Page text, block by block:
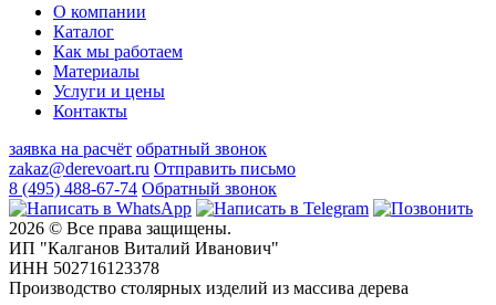
О компании
Каталог
Как мы работаем
Материалы
Услуги и цены
Контакты
заявка на расчёт обратный звонок
zakaz@derevoart.ru Отправить письмо
8 (495) 488-67-74 Обратный звонок
2026 © Все права защищены.
ИП "Калганов Виталий Иванович"
ИНН 502716123378
Производство столярных изделий из массива дерева